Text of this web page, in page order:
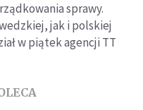
sprawy.
jak i polskiej
w piątek agencji TT